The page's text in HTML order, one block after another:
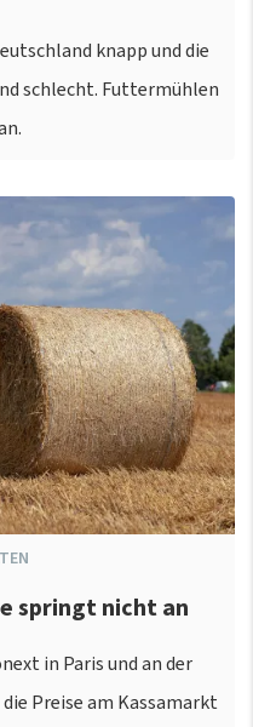
knapp und die
schlecht. Futtermühlen
springt nicht an
in Paris und an der
Preise am Kassamarkt